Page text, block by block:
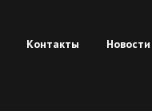
Контакты Новости